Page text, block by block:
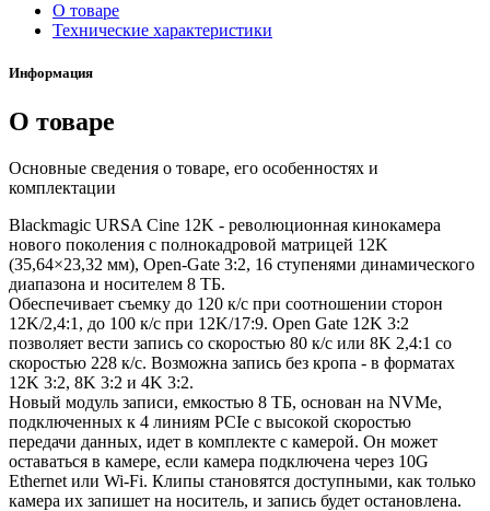
О товаре
Технические характеристики
Информация
О товаре
Основные сведения о товаре, его особенностях и
комплектации
Blackmagic URSA Cine 12K - революционная кинокамера
нового поколения с полнокадровой матрицей 12K
(35,64×23,32 мм), Open-Gate 3:2, 16 ступенями динамического
диапазона и носителем 8 ТБ.
Обеспечивает съемку до 120 к/с при соотношении сторон
12K/2,4:1, до 100 к/с при 12K/17:9. Open Gate 12K 3:2
позволяет вести запись со скоростью 80 к/с или 8K 2,4:1 со
скоростью 228 к/с. Возможна запись без кропа - в форматах
12K 3:2, 8K 3:2 и 4K 3:2.
Новый модуль записи, емкостью 8 ТБ, основан на NVMe,
подключенных к 4 линиям PCIe с высокой скоростью
передачи данных, идет в комплекте с камерой. Он может
оставаться в камере, если камера подключена через 10G
Ethernet или Wi-Fi. Клипы становятся доступными, как только
камера их запишет на носитель, и запись будет остановлена.